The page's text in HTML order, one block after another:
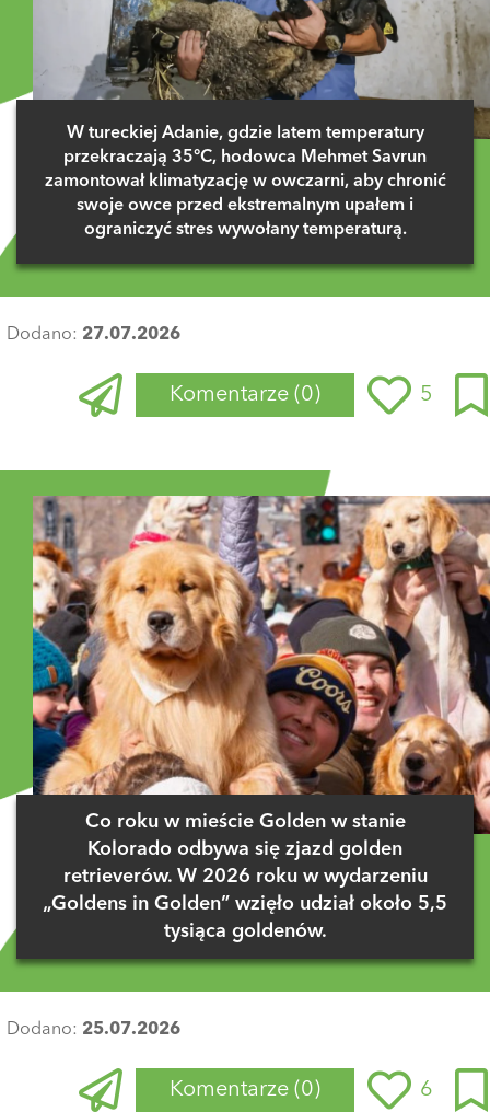
W tureckiej Adanie, gdzie latem temperatury
przekraczają 35°C, hodowca Mehmet Savrun
zamontował klimatyzację w owczarni, aby chronić
swoje owce przed ekstremalnym upałem i
ograniczyć stres wywołany temperaturą.
Dodano: 27.07.2026
Komentarze (0) 5
Co roku w mieście Golden w stanie
Kolorado odbywa się zjazd golden
retrieverów. W 2026 roku w wydarzeniu
„Goldens in Golden” wzięło udział około 5,5
tysiąca goldenów.
Dodano: 25.07.2026
Komentarze (0) 6